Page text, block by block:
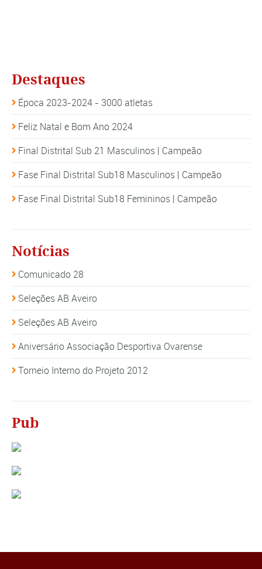
Destaques
Época 2023-2024 - 3000 atletas
Feliz Natal e Bom Ano 2024
Final Distrital Sub 21 Masculinos | Campeão
Fase Final Distrital Sub18 Masculinos | Campeão
Fase Final Distrital Sub18 Femininos | Campeão
Notícias
Comunicado 28
Seleções AB Aveiro
Seleções AB Aveiro
Aniversário Associação Desportiva Ovarense
Torneio Interno do Projeto 2012
Pub